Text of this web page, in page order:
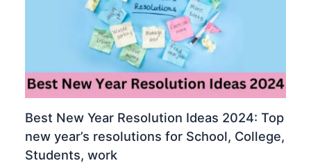
Best New Year Resolution Ideas 2024: Top
new year’s resolutions for School, College,
Students, work